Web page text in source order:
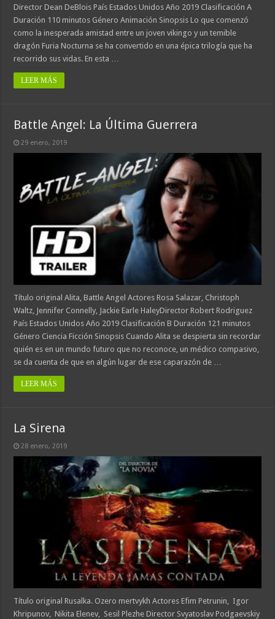
Director Dean DeBlois País Estados Unidos Año 2019 Clasificación A
Duración 110 minutos Género Animación Sinopsis Lo que comenzó
como la inesperada amistad entre un joven vikingo y un temible
dragón Furia Nocturna se ha convertido en una épica trilogía que ha
recorrido sus vidas. En esta …
LEER MÁS
Battle Angel: La Última Guerrera
29 enero, 2019
Título original Alita, Battle Angel Actores Rosa Salazar, Christoph
Waltz, Jennifer Connelly, Jackie Earle HaleyDirector Robert Rodriguez
País Estados Unidos Año 2019 Clasificación B Duración 121 minutos
Género Ciencia Ficción Sinopsis Cuando Alita se despierta sin recordar
quién es en un mundo futuro que no reconoce, un médico compasivo,
se da cuenta de que en algún lugar de ese caparazón de …
LEER MÁS
La Sirena
28 enero, 2019
Título original Rusalka. Ozero mertvykh Actores Efim Petrunin, Igor
Khripunov, Nikita Elenev, Sesil Plezhe Director Svyatoslav Podgaevskiy